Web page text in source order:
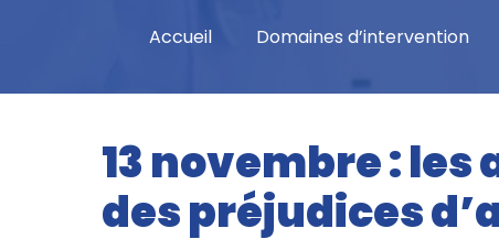
Accueil Domaines d’intervention
13 novembre :
des préjudices